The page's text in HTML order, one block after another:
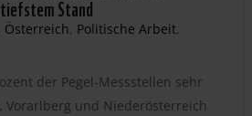
Stand
Österreich, Politische Arbeit,
der Pegel-Messstellen sehr
Vorarlberg und Niederösterreich